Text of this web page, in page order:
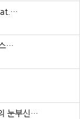
…
눈부신…